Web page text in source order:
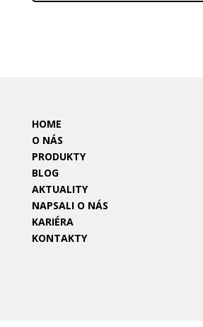
HOME
O NÁS
PRODUKTY
BLOG
AKTUALITY
NAPSALI O NÁS
KARIÉRA
KONTAKTY